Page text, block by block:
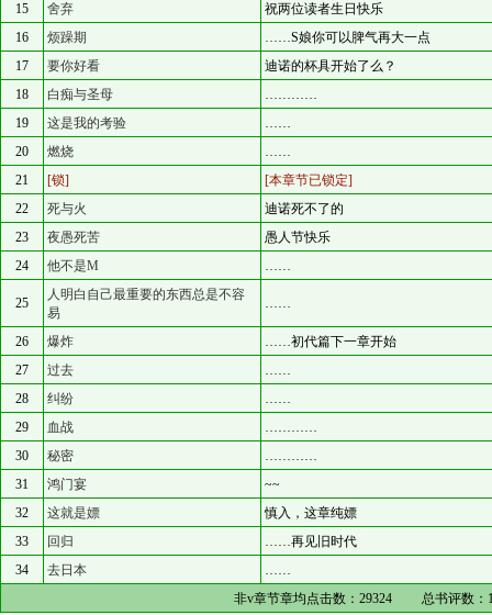
15
舍弃
祝两位读者生日快乐
16
烦躁期
……S娘你可以脾气再大一点
17
要你好看
迪诺的杯具开始了么？
18
白痴与圣母
…………
19
这是我的考验
……
20
燃烧
……
21
[锁]
[本章节已锁定]
22
死与火
迪诺死不了的
23
夜愚死苦
愚人节快乐
24
他不是M ……
25
人明白自己最重要的东西总是不容
易
……
26 爆炸
……初代篇下一章开始
27
过去
……
28
纠纷
……
29
血战
…………
30
秘密
…………
31
鸿门宴
~~
32
这就是嫖
慎入，这章纯嫖
33
回归
……再见旧时代
34
去日本
……
非v章节章均点击数： 29324 总书评数：